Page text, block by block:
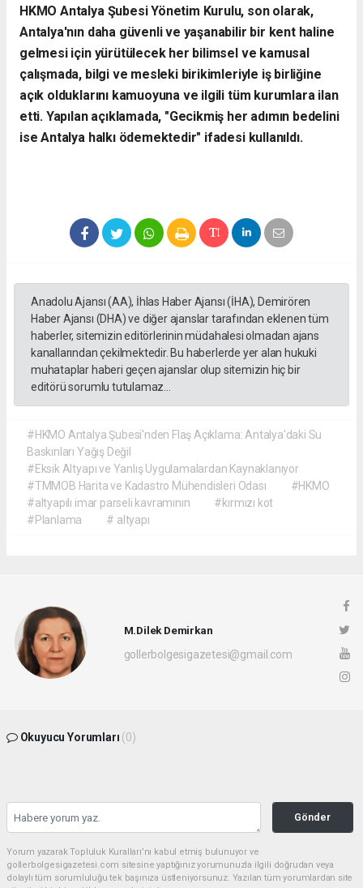
​HKMO Antalya Şubesi Yönetim Kurulu, son olarak,
Antalya'nın daha güvenli ve yaşanabilir bir kent haline
gelmesi için yürütülecek her bilimsel ve kamusal
çalışmada, bilgi ve mesleki birikimleriyle iş birliğine
açık olduklarını kamuoyuna ve ilgili tüm kurumlara ilan
etti. Yapılan açıklamada, "Gecikmiş her adımın bedelini
ise Antalya halkı ödemektedir" ifadesi kullanıldı.
Anadolu Ajansı (AA), İhlas Haber Ajansı (İHA), Demirören
Haber Ajansı (DHA) ve diğer ajanslar tarafından eklenen tüm
haberler, sitemizin editörlerinin müdahalesi olmadan ajans
kanallarından çekilmektedir. Bu haberlerde yer alan hukuki
muhataplar haberi geçen ajanslar olup sitemizin hiç bir
editörü sorumlu tutulamaz...
#HKMO Antalya Şubesi'nden Flaş Açıklama: Antalya'daki Su
Baskınları Yağış Değil
#Eksik Altyapı ve Yanlış Uygulamalardan Kaynaklanıyor
#TMMOB Harita ve Kadastro Mühendisleri Odası
#HKMO
#altyapılı imar parseli kavramının
#kırmızı kot
#​Planlama
# altyapı
M.Dilek Demirkan
gollerbolgesigazetesi@gmail.com
Okuyucu Yorumları (0)
Gönder
Yorum yazarak Topluluk Kuralları’nı kabul etmiş bulunuyor ve
gollerbolgesigazetesi.com sitesine yaptığınız yorumunuzla ilgili doğrudan veya
dolaylı tüm sorumluluğu tek başınıza üstleniyorsunuz. Yazılan tüm yorumlardan site